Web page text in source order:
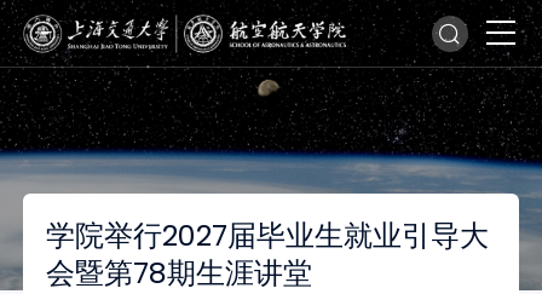
学院举行2027届毕业生就业引导大
会暨第78期生涯讲堂